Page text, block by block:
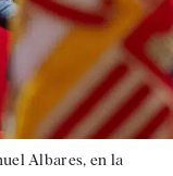
Albares, en la